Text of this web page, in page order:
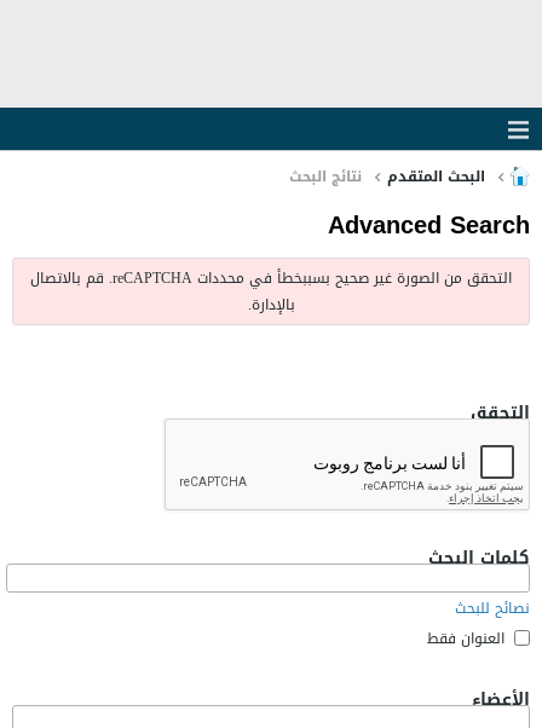
البحث المتقدم نتائج البحث
Advanced Search
التحقق من الصورة غير صحيح بسببخطأ في محددات reCAPTCHA. قم بالاتصال
بالإدارة.
التحقق
كلمات البحث
نصائح للبحث
العنوان فقط
الأعضاء